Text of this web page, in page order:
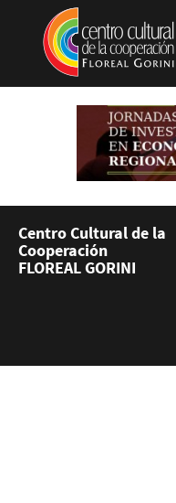
Pasar al contenido principal
Jump to main content
Centro Cultural de la
Cooperación
FLOREAL GORINI